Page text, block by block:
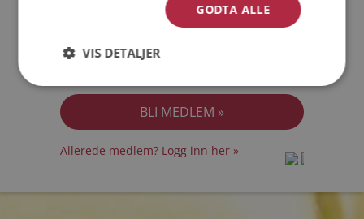
Jeg akseptererMedlemsvilkårene
Allerede medlem? Logg inn her »
GODTA ALLE
VIS DETALJER